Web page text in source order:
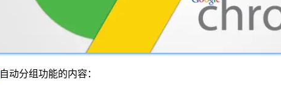
自动分组功能的内容：